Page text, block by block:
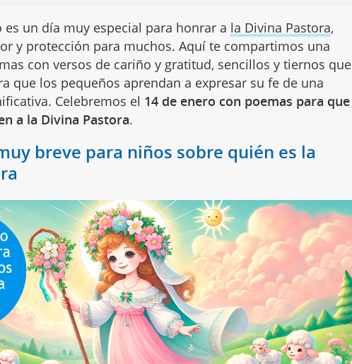
es un día muy especial para honrar a la Divina Pastora,
y protección para muchos. Aquí te compartimos una
con versos de cariño y gratitud, sencillos y tiernos que
que los pequeños aprendan a expresar su fe de una
Celebremos el 14 de enero con poemas para que
a la Divina Pastora.
breve para niños sobre quién es la